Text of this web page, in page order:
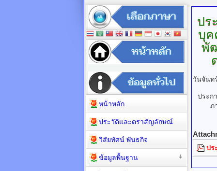
ปร
บุค
พั
วันจันท
ประก
ภ
ปร
หน้าหลัก
ประวัติและตราสัญลักษณ์
วิสัยทัศน์ พันธกิจ
ข้อมูลพื้นฐาน